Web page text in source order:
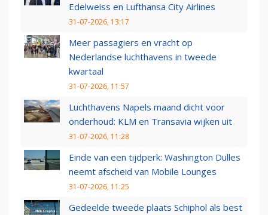
Edelweiss en Lufthansa City Airlines
31-07-2026, 13:17
Meer passagiers en vracht op
Nederlandse luchthavens in tweede
kwartaal
31-07-2026, 11:57
Luchthavens Napels maand dicht voor
onderhoud: KLM en Transavia wijken uit
31-07-2026, 11:28
Einde van een tijdperk: Washington Dulles
neemt afscheid van Mobile Lounges
31-07-2026, 11:25
Gedeelde tweede plaats Schiphol als best